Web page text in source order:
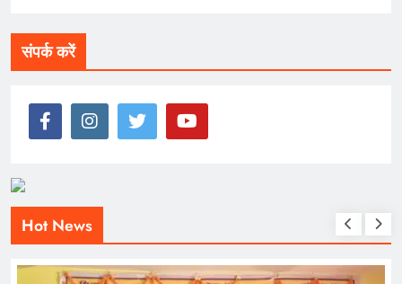
संपर्क करें
Hot News